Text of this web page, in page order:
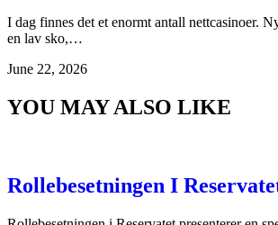
I dag finnes det et enormt antall nettcasinoer.
en lav sko,…
June 22, 2026
YOU MAY ALSO LIKE
Rollebesetningen I